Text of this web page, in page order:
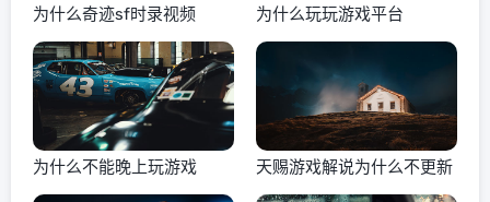
为什么奇迹sf时录视频 为什么玩玩游戏平台
为什么不能晚上玩游戏 天赐游戏解说为什么不更新